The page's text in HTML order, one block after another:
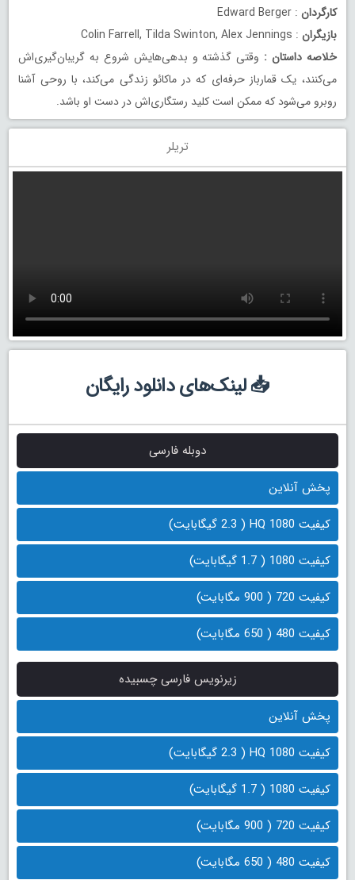
کارگردان : Edward Berger
بازیگران : Colin Farrell, Tilda Swinton, Alex Jennings
خلاصه داستان : وقتی گذشته و بدهی‌هایش شروع به گریبان‌گیری‌اش
می‌کنند، یک قمارباز حرفه‌ای که در ماکائو زندگی می‌کند، با روحی آشنا
روبرو می‌شود که ممکن است کلید رستگاری‌اش در دست او باشد.
تریلر
📥 لینک‌های دانلود رایگان
دوبله فارسی
پخش آنلاین
کیفیت 1080 HQ ( 2.3 گیگابایت)
کیفیت 1080 ( 1.7 گیگابایت)
کیفیت 720 ( 900 مگابایت)
کیفیت 480 ( 650 مگابایت)
زیرنویس فارسی چسبیده
پخش آنلاین
کیفیت 1080 HQ ( 2.3 گیگابایت)
کیفیت 1080 ( 1.7 گیگابایت)
کیفیت 720 ( 900 مگابایت)
کیفیت 480 ( 650 مگابایت)